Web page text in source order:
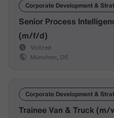
Corporate Development &
Senior Process
(m/f/d)
Vollzeit
München, DE
Corporate Development &
Trainee Van & Truck